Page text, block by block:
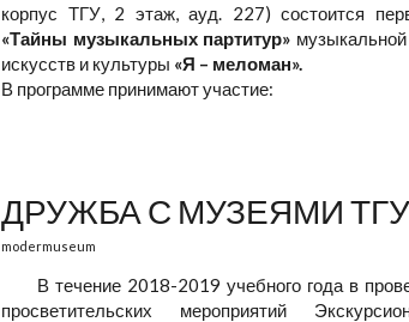
корпус ТГУ, 2 этаж, ауд. 227) состоится
«Тайны музыкальных партитур»
искусств и культуры «Я – меломан».
В программе принимают участие:
ДРУЖБА С МУЗЕЯМИ ТГУ
modermuseum
В течение 2018-2019 учебного года в
просветительских мероприятий